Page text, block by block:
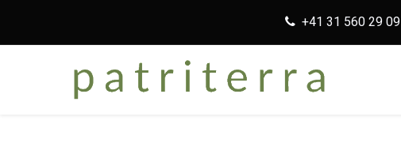
+41 31 560 29 09